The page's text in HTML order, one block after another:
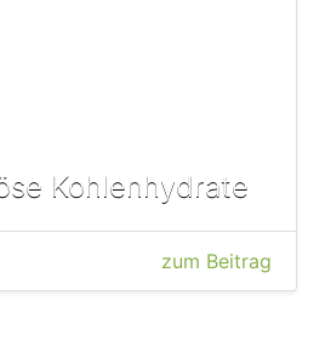
Kohlenhydrate
zum Beitrag